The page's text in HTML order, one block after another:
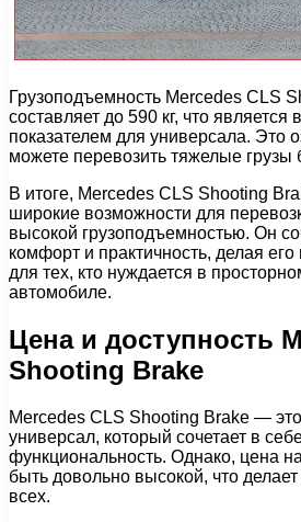
Грузоподъемность Mercedes CLS
составляет до 590 кг, что
показателем для универсала. Это
можете перевозить тяжелые грузы
В итоге, Mercedes CLS Shooting
широкие возможности для
высокой грузоподъемностью. Он
комфорт и практичность, делая
для тех, кто нуждается в
автомобиле.
Цена и доступность
Shooting Brake
Mercedes CLS Shooting Brake —
универсал, который сочетает в
функциональность. Однако, цена
быть довольно высокой, что
всех.